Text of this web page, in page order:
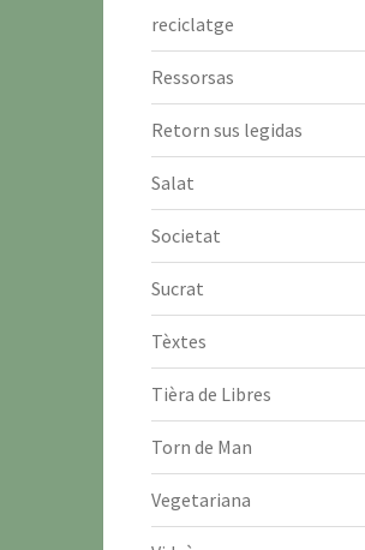
reciclatge
Ressorsas
Retorn sus legidas
Salat
Societat
Sucrat
Tèxtes
Tièra de Libres
Torn de Man
Vegetariana